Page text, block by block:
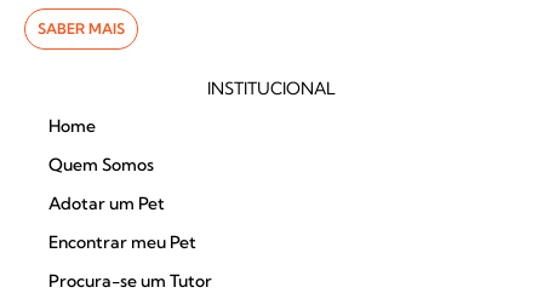
SABER MAIS
INSTITUCIONAL
Home
Quem Somos
Adotar um Pet
Encontrar meu Pet
Procura-se um Tutor